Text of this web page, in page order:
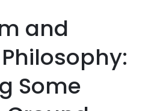
and
Some